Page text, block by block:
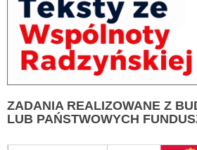
ZADANIA REALIZOWANE Z
LUB PAŃSTWOWYCH